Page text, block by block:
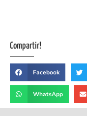
Compartir!
Facebook
WhatsApp